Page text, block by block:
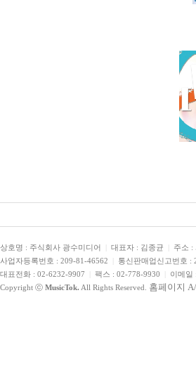
상호명 : 주식회사 광수미디어 대표자 : 김종균
주소 :
사업자등록번호 : 209-81-46562
통신판매업신고번호 :
대표전화 : 02-6232-9907
팩스 : 02-778-9930
이메일
Copyright ⓒ MusicTok. All Rights Reserved. 홈페이지